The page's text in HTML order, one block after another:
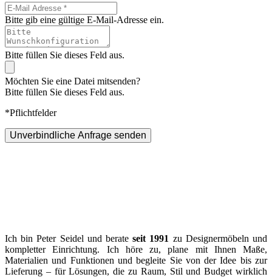
Bitte gib eine gültige E-Mail-Adresse ein.
Bitte füllen Sie dieses Feld aus.
Möchten Sie eine Datei mitsenden?
Bitte füllen Sie dieses Feld aus.
*Pflichtfelder
Unverbindliche Anfrage senden
Ich bin Peter Seidel und berateseit 1991 zu Designermöbeln und
kompletter Einrichtung. Ich höre zu, plane mit Ihnen Maße,
Materialien und Funktionen und begleite Sie von der Idee bis zur
Lieferung – für Lösungen, die zu Raum, Stil und Budget wirklich